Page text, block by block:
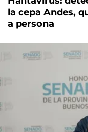
la cepa Andes,
a persona